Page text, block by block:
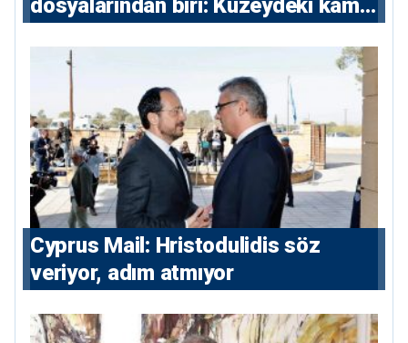
dosyalarından biri: Kuzeydeki kamu
⁠Cyprus Mail: Hristodulidis söz
veriyor, adım atmıyor